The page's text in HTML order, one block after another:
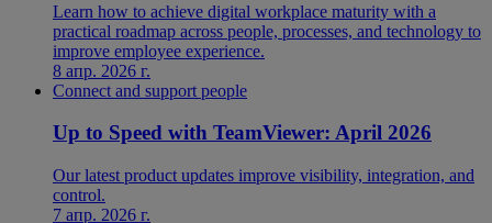
Learn how to achieve digital workplace maturity with a
practical roadmap across people, processes, and technology to
improve employee experience.
8 апр. 2026 г.
Connect and support people
Up to Speed with TeamViewer: April 2026
Our latest product updates improve visibility, integration, and
control.
7 апр. 2026 г.